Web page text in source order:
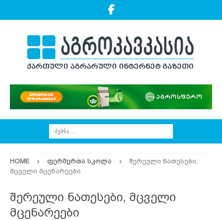
HOME ᲤᲔᲠᲛᲔᲠᲗᲐ ᲡᲙᲝᲚᲐ
შერეული ნათესები,
მცველი მცენარეები
შერეული ნათესები, მცველი
მცენარეები